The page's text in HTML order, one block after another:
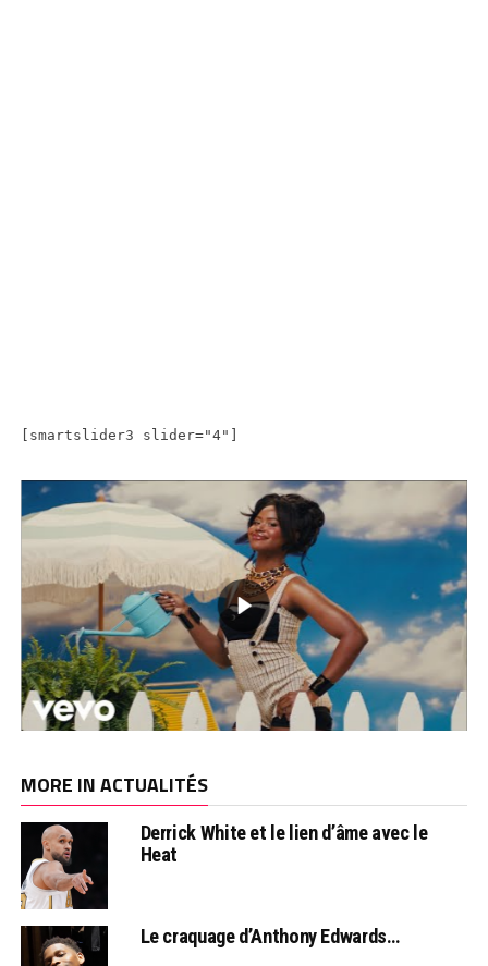
[smartslider3 slider="4"]
MORE IN ACTUALITÉS
Derrick White et le lien d’âme avec le
Heat
Le craquage d’Anthony Edwards…